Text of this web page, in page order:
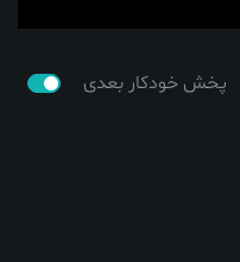
پخش خودکار بعدی